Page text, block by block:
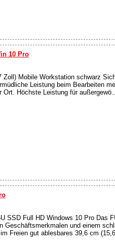
10 Pro
Zoll) Mobile Workstation schwarz
Leistung beim Bearbeiten
Höchste Leistung für außergewö...
SSD Full HD Windows 10 Pro Das
Geschäftsmerkmalen und einem
Freien gut ablesbares 39,6 cm (15,6